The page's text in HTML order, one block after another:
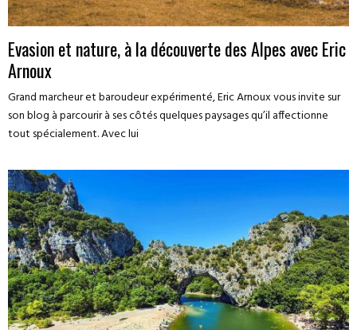
Evasion et nature, à la découverte des Alpes avec Eric
Arnoux
Grand marcheur et baroudeur expérimenté, Eric Arnoux vous invite sur
son blog à parcourir à ses côtés quelques paysages qu’il affectionne
tout spécialement. Avec lui